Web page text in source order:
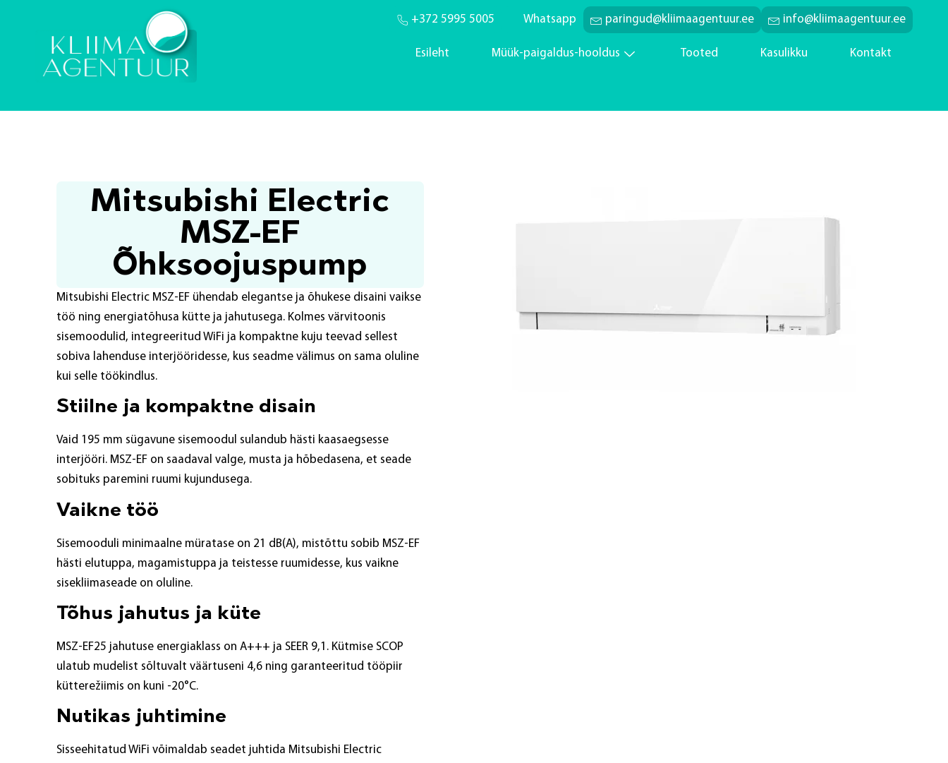
+372 5995 5005 Whatsapp paringud@kliimaagentuur.ee info@kliimaagentuur.ee
Esileht Müük-paigaldus-hooldus Tooted Kasulikku Kontakt
Mitsubishi Electric
MSZ-EF
Õhksoojuspump
Mitsubishi Electric MSZ-EF ühendab elegantse ja õhukese disaini vaikse
töö ning energiatõhusa kütte ja jahutusega. Kolmes värvitoonis
sisemoodulid, integreeritud WiFi ja kompaktne kuju teevad sellest
sobiva lahenduse interjööridesse, kus seadme välimus on sama oluline
kui selle töökindlus.
Stiilne ja kompaktne disain
Vaid 195 mm sügavune sisemoodul sulandub hästi kaasaegsesse
interjööri. MSZ-EF on saadaval valge, musta ja hõbedasena, et seade
sobituks paremini ruumi kujundusega.
Vaikne töö
Sisemooduli minimaalne müratase on 21 dB(A), mistõttu sobib MSZ-EF
hästi elutuppa, magamistuppa ja teistesse ruumidesse, kus vaikne
sisekliimaseade on oluline.
Tõhus jahutus ja küte
MSZ-EF25 jahutuse energiaklass on A+++ ja SEER 9,1. Kütmise SCOP
ulatub mudelist sõltuvalt väärtuseni 4,6 ning garanteeritud tööpiir
kütterežiimis on kuni -20°C.
Nutikas juhtimine
Sisseehitatud WiFi võimaldab seadet juhtida Mitsubishi Electric